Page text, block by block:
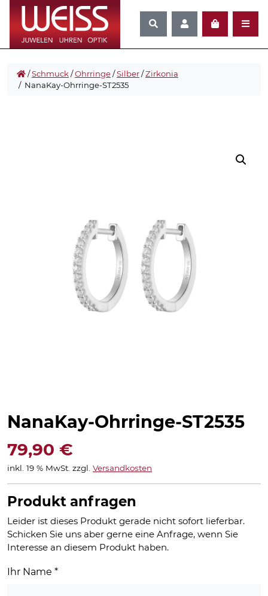
/Schmuck/Ohrringe/Silber/Zirkonia
/ NanaKay-Ohrringe-ST2535
NanaKay-Ohrringe-ST2535
79,90 €
inkl. 19 % MwSt. zzgl. Versandkosten
Produkt anfragen
Leider ist dieses Produkt gerade nicht sofort lieferbar.
Schicken Sie uns aber gerne eine Anfrage, wenn Sie
Interesse an diesem Produkt haben.
Ihr Name *